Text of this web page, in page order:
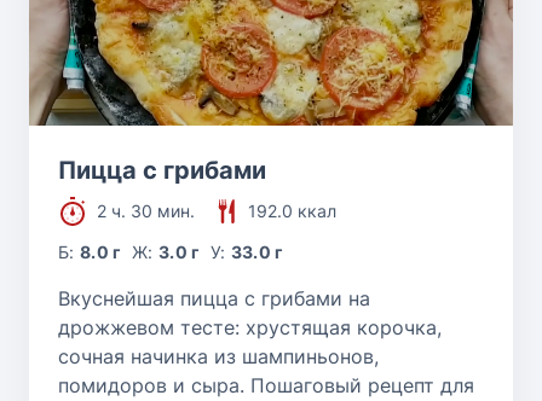
Пицца с грибами
2 ч. 30 мин.
192.0 ккал
Б:8.0 г Ж: 3.0 г У: 33.0 г
Вкуснейшая пицца с грибами на
дрожжевом тесте: хрустящая корочка,
сочная начинка из шампиньонов,
помидоров и сыра. Пошаговый рецепт для